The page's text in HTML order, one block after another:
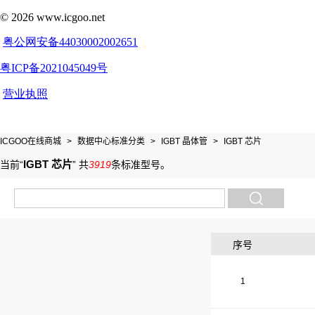
ICGOO在线商城 > 数据中心标准分类 > IGBT 晶体管 > IGBT 芯片
当前“IGBT 芯片” 共3919条标准型号。
序号
1